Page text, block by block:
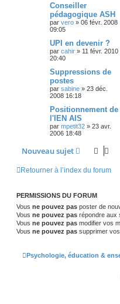
Conseiller
pédagogique ASH
par vero » 06 févr. 2008
09:05
UPI en devenir ?
par cahir » 11 févr. 2010
20:40
Suppressions de
postes
par sabine » 23 déc.
2008 16:18
Positionnement de
l'IEN AIS
par mpetit32 » 23 avr.
2006 18:48
Nouveau sujet
Retourner à l’index du forum
PERMISSIONS DU FORUM
Vous ne pouvez pas poster de
Vous ne pouvez pas répondre aux
Vous ne pouvez pas modifier vos
Vous ne pouvez pas supprimer
Psychologie, éducation &